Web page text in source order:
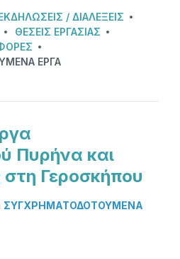
/ ΔΙΑΛΕΞΕΙΣ
ΘΈΣΕΙΣ ΕΡΓΑΣΊΑΣ
ΕΡΓΑ
Πυρήνα και
Γεροσκήπου
ΣΥΓΧΡΗΜΑΤΟΔΟΤΟΥΜΕΝΑ